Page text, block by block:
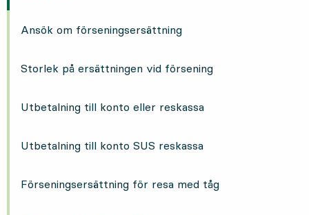
Ansök om förseningsersättning
Storlek på ersättningen vid försening
Utbetalning till konto eller reskassa
Utbetalning till konto SUS reskassa
Förseningsersättning för resa med tåg